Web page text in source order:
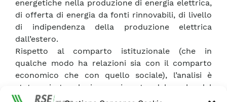
energetiche nella produzione di energia elettrica,
di offerta di energia da fonti rinnovabili, di livello
di indipendenza della produzione elettrica
dall’estero.
Rispetto al comparto istituzionale (che in
qualche modo ha relazioni sia con il comparto
economico che con quello sociale), l’analisi è
stata mirata al riconoscimento del ruolo del
soggetto pubblico nell’indirizzare il cambiamento